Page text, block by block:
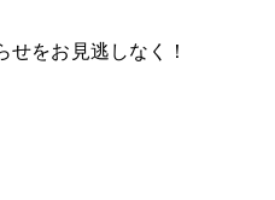
せをお見逃しなく！